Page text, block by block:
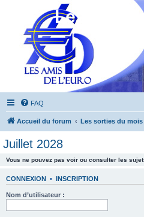
Les Amis
FAQ
Accueil du forum Les sorties du mois
Juillet 2028
Vous ne pouvez pas voir ou consulter les
CONNEXION • INSCRIPTION
Nom d’utilisateur :